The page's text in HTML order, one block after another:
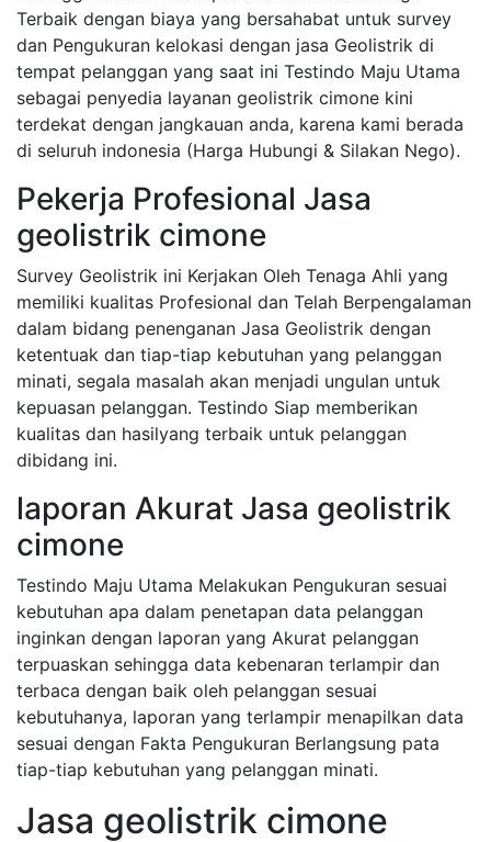
Terbaik dengan biaya yang bersahabat untuk survey
dan Pengukuran kelokasi dengan jasa Geolistrik di
tempat pelanggan yang saat ini Testindo Maju Utama
sebagai penyedia layanan geolistrik cimone kini
terdekat dengan jangkauan anda, karena kami berada
di seluruh indonesia (Harga Hubungi & Silakan Nego).
Pekerja Profesional Jasa
geolistrik cimone
Survey Geolistrik ini Kerjakan Oleh Tenaga Ahli yang
memiliki kualitas Profesional dan Telah Berpengalaman
dalam bidang penenganan Jasa Geolistrik dengan
ketentuak dan tiap-tiap kebutuhan yang pelanggan
minati, segala masalah akan menjadi ungulan untuk
kepuasan pelanggan. Testindo Siap memberikan
kualitas dan hasilyang terbaik untuk pelanggan
dibidang ini.
laporan Akurat Jasa geolistrik
cimone
Testindo Maju Utama Melakukan Pengukuran sesuai
kebutuhan apa dalam penetapan data pelanggan
inginkan dengan laporan yang Akurat pelanggan
terpuaskan sehingga data kebenaran terlampir dan
terbaca dengan baik oleh pelanggan sesuai
kebutuhanya, laporan yang terlampir menapilkan data
sesuai dengan Fakta Pengukuran Berlangsung pata
tiap-tiap kebutuhan yang pelanggan minati.
Jasa geolistrik cimone